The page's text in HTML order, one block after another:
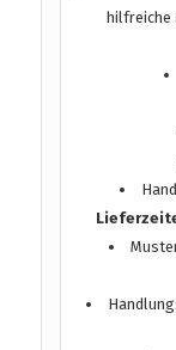
hilfreiche